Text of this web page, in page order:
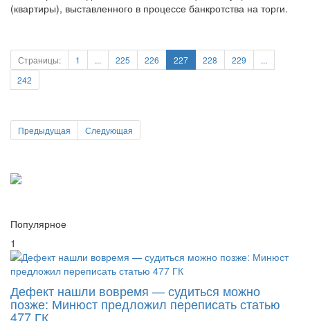
242
Дефект нашли вовремя — судиться можно
позже: Минюст предложил переписать статью
477 ГК
2